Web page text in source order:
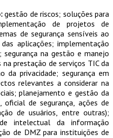
gestão de riscos; soluções para
de projetos de
de segurança sensíveis ao
aplicações; implementação
segurança na gestão e manejo
prestação de serviços TIC da
da privacidade; segurança em
relevantes a considerar na
planejamento e gestão da
oficial de segurança, ações de
de usuários, entre outras);
intelectual da informação
de DMZ para instituições de